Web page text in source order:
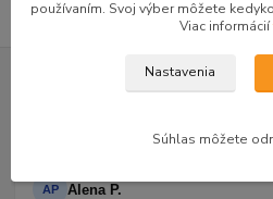
GOOGLE
AP Alena P.
používaním. Svoj výber môžete
Viac informácií
Nastavenia
Súhlas môžete